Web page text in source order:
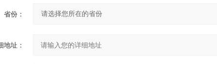
省份：
地址：